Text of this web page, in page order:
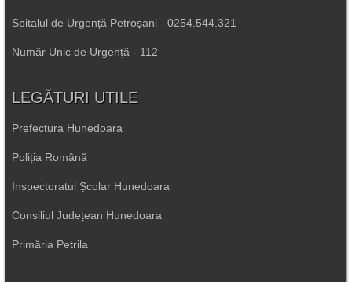
Spitalul de Urgență Petroșani - 0254.544.321
Număr Unic de Urgență - 112
LEGĂTURI UTILE
Prefectura Hunedoara
Poliția Română
Inspectoratul Școlar Hunedoara
Consiliul Județean Hunedoara
Primăria Petrila